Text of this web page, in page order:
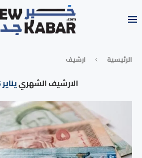
الرئيسية ارشيف
الارشيف الشهرييناير 2025